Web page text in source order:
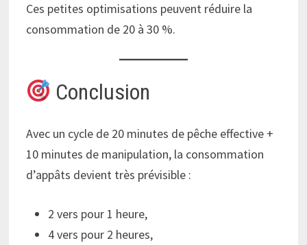
Ces petites optimisations peuvent réduire la
consommation de 20 à 30 %.
Conclusion
Avec un cycle de 20 minutes de pêche effective +
10 minutes de manipulation, la consommation
d’appâts devient très prévisible :
2 vers pour 1 heure,
4 vers pour 2 heures,